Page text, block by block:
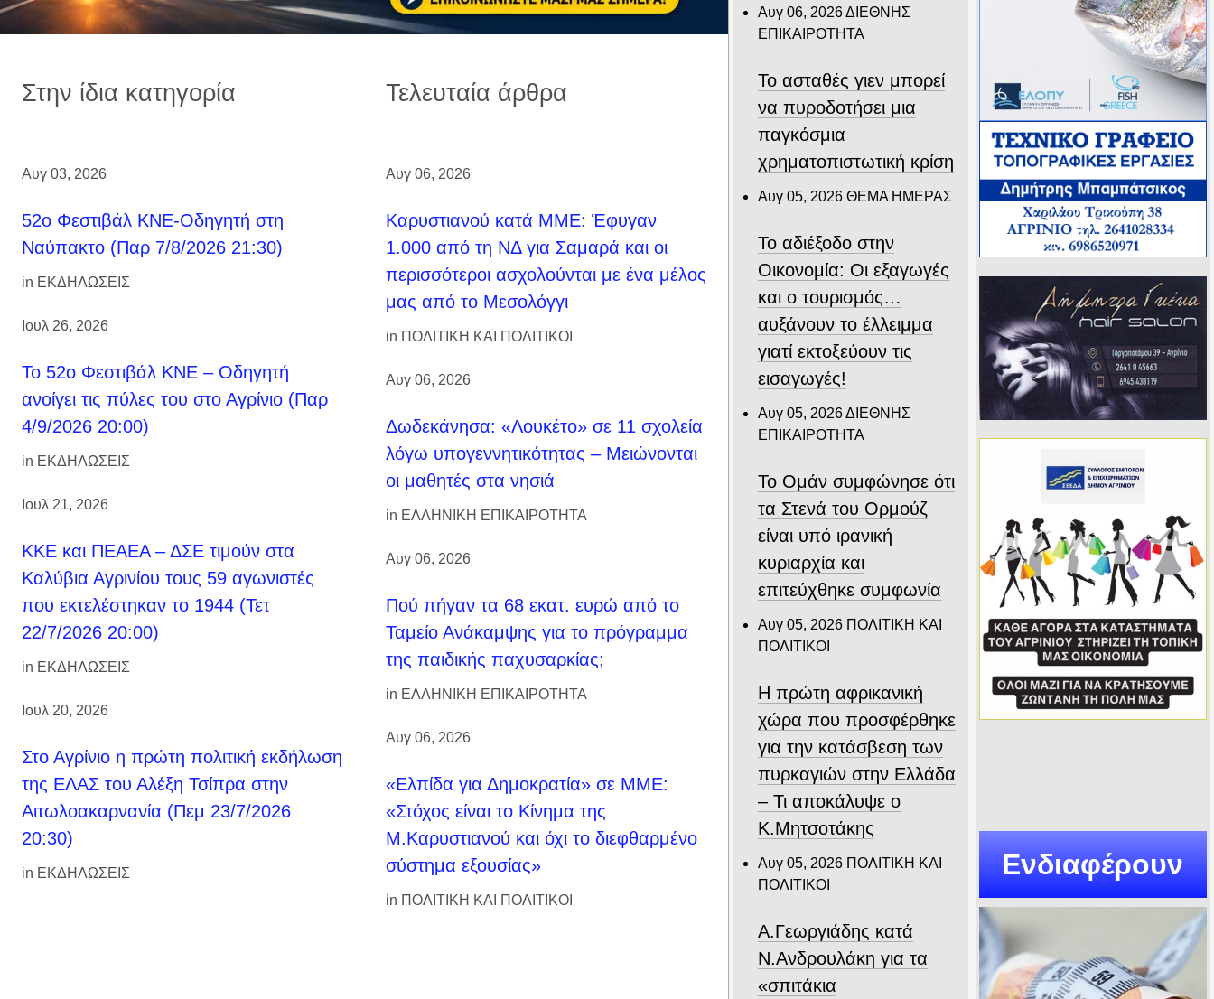
Στην ίδια κατηγορία
Αυγ 03, 2026
52ο Φεστιβάλ ΚΝΕ-Οδηγητή στη
Ναύπακτο (Παρ 7/8/2026 21:30)
in ΕΚΔΗΛΩΣΕΙΣ
Ιουλ 26, 2026
Το 52ο Φεστιβάλ ΚΝΕ – Οδηγητή
ανοίγει τις πύλες του στο Αγρίνιο (Παρ
4/9/2026 20:00)
in ΕΚΔΗΛΩΣΕΙΣ
Ιουλ 21, 2026
ΚΚΕ και ΠΕΑΕΑ – ΔΣΕ τιμούν στα
Καλύβια Αγρινίου τους 59 αγωνιστές
που εκτελέστηκαν το 1944 (Τετ
22/7/2026 20:00)
in ΕΚΔΗΛΩΣΕΙΣ
Ιουλ 20, 2026
Στο Αγρίνιο η πρώτη πολιτική εκδήλωση
της ΕΛΑΣ του Αλέξη Τσίπρα στην
Αιτωλοακαρνανία (Πεμ 23/7/2026
20:30)
in ΕΚΔΗΛΩΣΕΙΣ
Τελευταία άρθρα
Αυγ 06, 2026
Καρυστιανού κατά ΜΜΕ: Έφυγαν
1.000 από τη ΝΔ για Σαμαρά και οι
περισσότεροι ασχολούνται με ένα μέλος
μας από το Μεσολόγγι
in ΠΟΛΙΤΙΚΗ ΚΑΙ ΠΟΛΙΤΙΚΟΙ
Αυγ 06, 2026
Δωδεκάνησα: «Λουκέτο» σε 11 σχολεία
λόγω υπογεννητικότητας – Μειώνονται
οι μαθητές στα νησιά
in ΕΛΛΗΝΙΚΗ ΕΠΙΚΑΙΡΟΤΗΤΑ
Αυγ 06, 2026
Πού πήγαν τα 68 εκατ. ευρώ από το
Ταμείο Ανάκαμψης για το πρόγραμμα
της παιδικής παχυσαρκίας;
in ΕΛΛΗΝΙΚΗ ΕΠΙΚΑΙΡΟΤΗΤΑ
Αυγ 06, 2026
«Ελπίδα για Δημοκρατία» σε ΜΜΕ:
«Στόχος είναι το Κίνημα της
Μ.Καρυστιανού και όχι το διεφθαρμένο
σύστημα εξουσίας»
in ΠΟΛΙΤΙΚΗ ΚΑΙ ΠΟΛΙΤΙΚΟΙ
Αυγ 06, 2026ΔΙΕΘΝΗΣ
ΕΠΙΚΑΙΡΟΤΗΤΑ
Το ασταθές γιεν μπορεί
να πυροδοτήσει μια
παγκόσμια
χρηματοπιστωτική κρίση
Αυγ 05, 2026 ΘΕΜΑ ΗΜΕΡΑΣ
Το αδιέξοδο στην
Οικονομία: Οι εξαγωγές
και ο τουρισμός…
αυξάνουν το έλλειμμα
γιατί εκτοξεύουν τις
εισαγωγές!
Αυγ 05, 2026ΔΙΕΘΝΗΣ
ΕΠΙΚΑΙΡΟΤΗΤΑ
Το Ομάν συμφώνησε ότι
τα Στενά του Ορμούζ
είναι υπό ιρανική
κυριαρχία και
επιτεύχθηκε συμφωνία
Αυγ 05, 2026 ΠΟΛΙΤΙΚΗ ΚΑΙ
ΠΟΛΙΤΙΚΟΙ
Η πρώτη αφρικανική
χώρα που προσφέρθηκε
για την κατάσβεση των
πυρκαγιών στην Ελλάδα
– Τι αποκάλυψε ο
Κ.Μητσοτάκης
Αυγ 05, 2026 ΠΟΛΙΤΙΚΗ ΚΑΙ
ΠΟΛΙΤΙΚΟΙ
Α.Γεωργιάδης κατά
Ν.Ανδρουλάκη για τα
«σπιτάκια
Ενδιαφέρουν